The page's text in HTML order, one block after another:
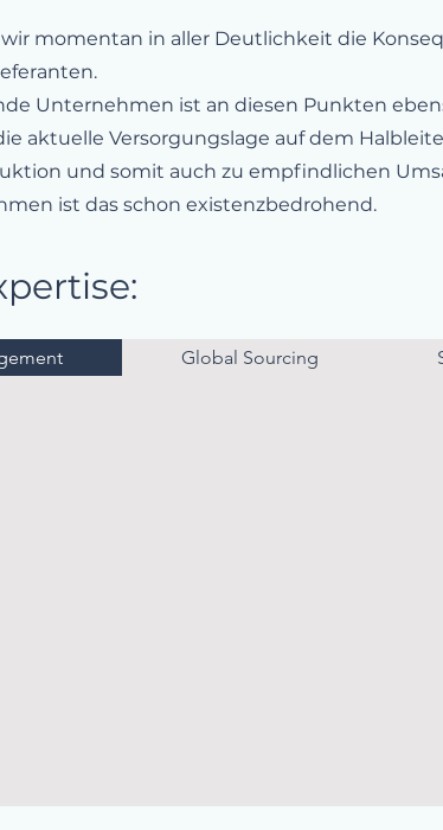
momentan in aller Deutlichkeit die
Unternehmen ist an diesen Punkten
aktuelle Versorgungslage auf dem
und somit auch zu empfindlichen
ist das schon existenzbedrohend.
Global Sourcing